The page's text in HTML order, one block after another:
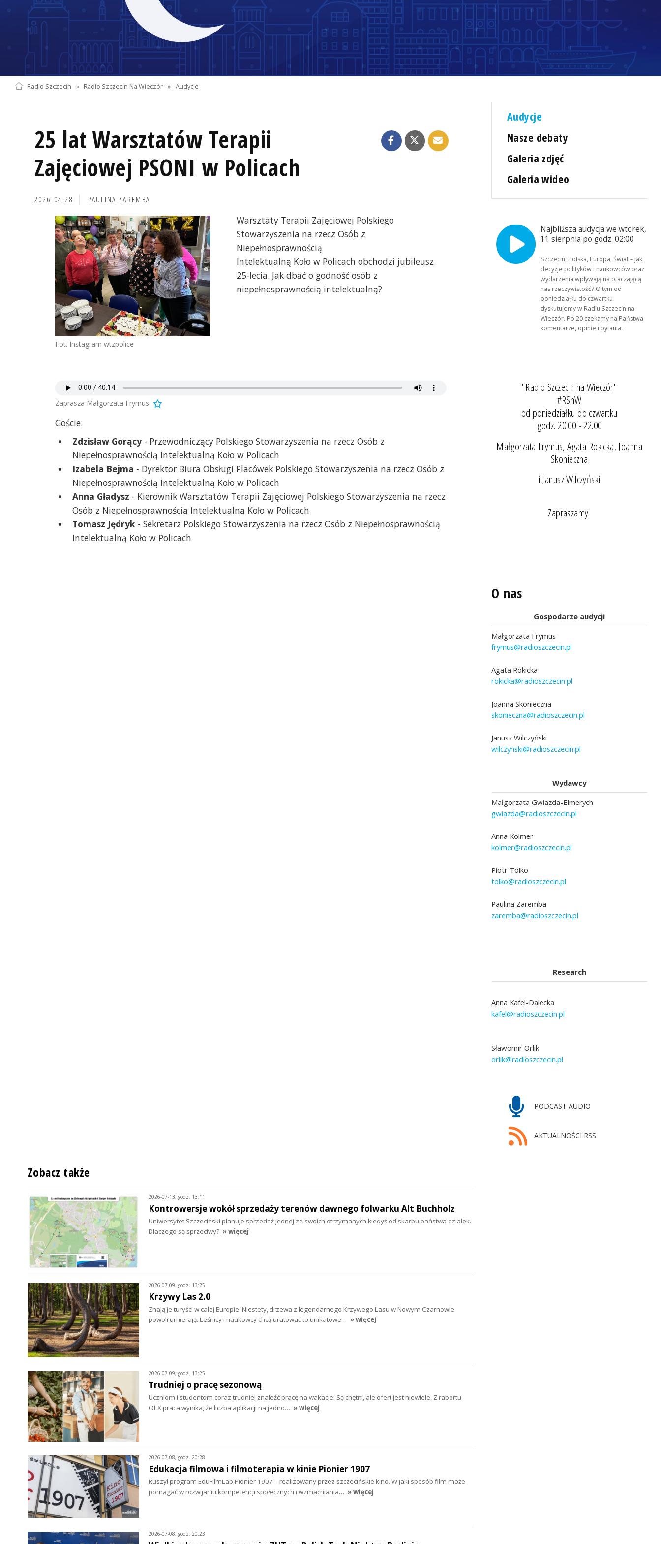
Radio Szczecin » Radio Szczecin Na Wieczór » Audycje
25 lat Warsztatów Terapii
Zajęciowej PSONI w Policach
2026-04-28 PAULINA ZAREMBA
Fot. Instagram wtzpolice
Warsztaty Terapii Zajęciowej Polskiego
Stowarzyszenia na rzecz Osób z
Niepełnosprawnością
Intelektualną Koło w Policach obchodzi jubileusz
25-lecia. Jak dbać o godność osób z
niepełnosprawnością intelektualną?
Zaprasza Małgorzata Frymus
Goście:
Zdzisław Gorący- Przewodniczący Polskiego Stowarzyszenia na rzecz Osób z
Niepełnosprawnością Intelektualną Koło w Policach
Izabela Bejma - Dyrektor Biura Obsługi Placówek Polskiego Stowarzyszenia na rzecz Osób z
Niepełnosprawnością Intelektualną Koło w Policach
Anna Gładysz - Kierownik Warsztatów Terapii Zajęciowej Polskiego Stowarzyszenia na rzecz
Osób z Niepełnosprawnością Intelektualną Koło w Policach
Tomasz Jędryk - Sekretarz Polskiego Stowarzyszenia na rzecz Osób z Niepełnosprawnością
Intelektualną Koło w Policach
Audycje
Nasze debaty
Galeria zdjęć
Galeria wideo
Najbliższa audycja we wtorek,
11 sierpnia po godz. 02:00
Szczecin, Polska, Europa, Świat – jak
decyzje polityków i naukowców oraz
wydarzenia wpływają na otaczającą
nas rzeczywistość? O tym od
poniedziałku do czwartku
dyskutujemy w Radiu Szczecin na
Wieczór. Po 20 czekamy na Państwa
komentarze, opinie i pytania.
"Radio Szczecin na Wieczór"
#RSnW
od poniedziałku do czwartku
godz. 20.00 - 22.00
Małgorzata Frymus, Agata Rokicka, Joanna
Skonieczna
i Janusz Wilczyński
Zapraszamy!
O nas
Gospodarze audycji
Małgorzata Frymus
frymus@radioszczecin.pl
Agata Rokicka
rokicka@radioszczecin.pl
Joanna Skonieczna
skonieczna@radioszczecin.pl
Janusz Wilczyński
wilczynski@radioszczecin.pl
Wydawcy
Małgorzata Gwiazda-Elmerych
gwiazda@radioszczecin.pl
Anna Kolmer
kolmer@radioszczecin.pl
Piotr Tolko
tolko@radioszczecin.pl
Paulina Zaremba
zaremba@radioszczecin.pl
Research
Anna Kafel-Dalecka
kafel@radioszczecin.pl
Sławomir Orlik
orlik@radioszczecin.pl
PODCAST AUDIO
AKTUALNOŚCI RSS
Zobacz także
2026-07-13, godz. 13:11
Kontrowersje wokół sprzedaży terenów dawnego folwarku Alt Buchholz
Uniwersytet Szczeciński planuje sprzedaż jednej ze swoich otrzymanych kiedyś od skarbu państwa działek.
Dlaczego są sprzeciwy? » więcej
2026-07-09, godz. 13:25
Krzywy Las 2.0
Znają je turyści w całej Europie. Niestety, drzewa z legendarnego Krzywego Lasu w Nowym Czarnowie
powoli umierają. Leśnicy i naukowcy chcą uratować to unikatowe… » więcej
2026-07-09, godz. 13:25
Trudniej o pracę sezonową
Uczniom i studentom coraz trudniej znaleźć pracę na wakacje. Są chętni, ale ofert jest niewiele. Z raportu
OLX praca wynika, że liczba aplikacji na jedno… » więcej
2026-07-08, godz. 20:28
Edukacja filmowa i filmoterapia w kinie Pionier 1907
Ruszył program EduFilmLab Pionier 1907 – realizowany przez szczecińskie kino. W jaki sposób film może
pomagać w rozwijaniu kompetencji społecznych i wzmacniania… » więcej
2026-07-08, godz. 20:23